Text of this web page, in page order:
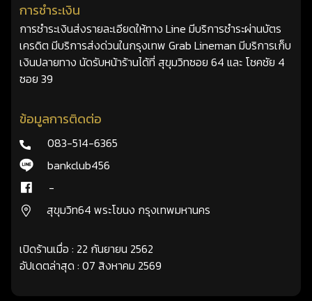
การชำระเงิน
การชำระเงินส่งรายละเอียดให้ทาง Line มีบริการชำระผ่านบัตร
เครดิต มีบริการส่งด่วนในกรุงเทพ Grab Lineman มีบริการเก็บ
เงินปลายทาง นัดรับหน้าร้านได้ที่ สุขุมวิทซอย 64 และ โชคชัย 4
ซอย 39
ข้อมูลการติดต่อ
083-514-6365
bankclub456
-
สุขุมวิท64 พระโขนง กรุงเทพมหานคร
เปิดร้านเมื่อ : 22 กันยายน 2562
อัปเดตล่าสุด : 07 สิงหาคม 2569